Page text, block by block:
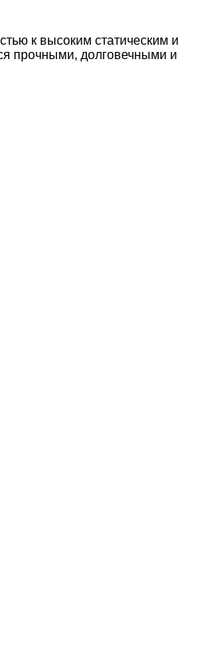
к высоким статическим и
прочными, долговечными и